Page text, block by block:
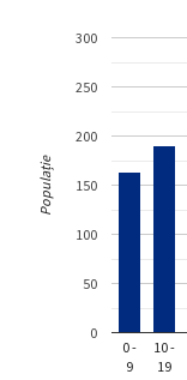
0 -
9
10 -
19
0
50
100
150
200
250
300
Populație